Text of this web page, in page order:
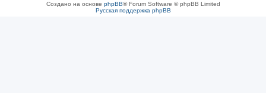
Создано на основе phpBB® Forum Software © phpBB Limited
Русская поддержка phpBB